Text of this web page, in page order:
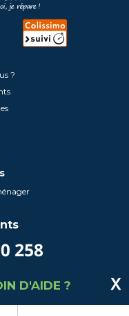
?
local)
à 18hD'AIDE ?